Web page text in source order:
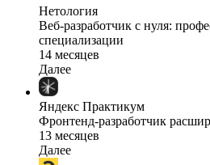
Нетология
Веб-разработчик с нуля:
специализации
14 месяцев
Далее
Яндекс Практикум
Фронтенд-разработчик
13 месяцев
Далее